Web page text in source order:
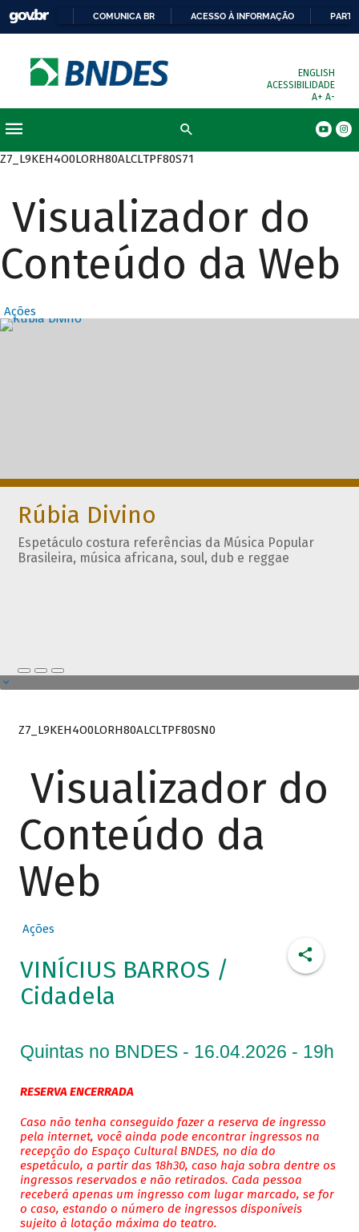
COMUNICA BR ACESSO À INFORMAÇÃO
ENGLISH
ACESSIBILIDADE
A+ A-
Z7_L9KEH4O0LORH80ALCLTPF80S71
Visualizador do
Conteúdo da Web
Ações
Destaques
Rúbia Divino
Espetáculo costura referências da Música Popular
Brasileira, música africana, soul, dub e reggae
Z7_L9KEH4O0LORH80ALCLTPF80SN0
Visualizador do
Conteúdo da
Web
Ações
VINÍCIUS BARROS /
Cidadela
Quintas no BNDES - 16.04.2026 - 19h
RESERVA ENCERRADA
Caso não tenha conseguido fazer a reserva de ingresso
pela internet, você ainda pode encontrar ingressos na
recepção do Espaço Cultural BNDES, no dia do
espetáculo, a partir das 18h30, caso haja sobra dentre os
ingressos reservados e não retirados. Cada pessoa
receberá apenas um ingresso com lugar marcado, se for
o caso, estando o número de ingressos disponíveis
sujeito à lotação máxima do teatro.